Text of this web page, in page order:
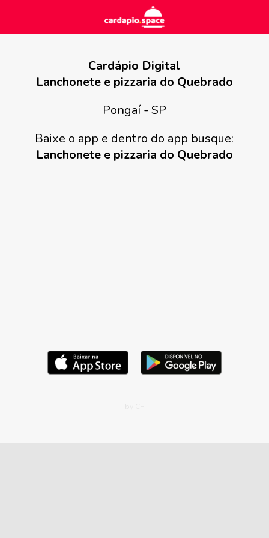
Cardápio Digital
Lanchonete e pizzaria do Quebrado
Pongaí - SP
Baixe o app e dentro do app busque:
Lanchonete e pizzaria do Quebrado